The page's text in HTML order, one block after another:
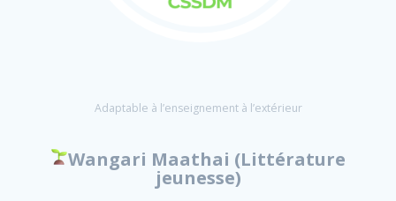
Adaptable à l’enseignement à l’extérieur
Wangari Maathai (Littérature
jeunesse)